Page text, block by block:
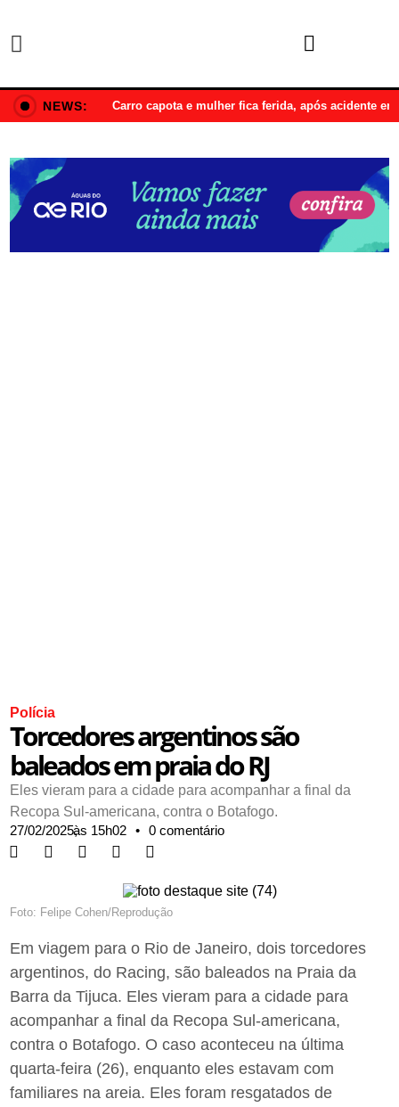
NEWS: Carro capota e mulher fica ferida, após acidente
Polícia
Torcedores argentinos são
baleados em praia do RJ
Eles vieram para a cidade para acompanhar a final da
Recopa Sul-americana, contra o Botafogo.
27/02/2025,às 15h02 • 0 comentário
Foto: Felipe Cohen/Reprodução
Em viagem para o Rio de Janeiro, dois torcedores
argentinos, do Racing, são baleados na Praia da
Barra da Tijuca. Eles vieram para a cidade para
acompanhar a final da Recopa Sul-americana,
contra o Botafogo. O caso aconteceu na última
quarta-feira (26), enquanto eles estavam com
familiares na areia. Eles foram resgatados de